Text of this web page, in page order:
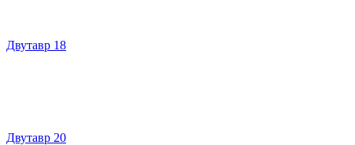
Двутавр 18
Двутавр 20